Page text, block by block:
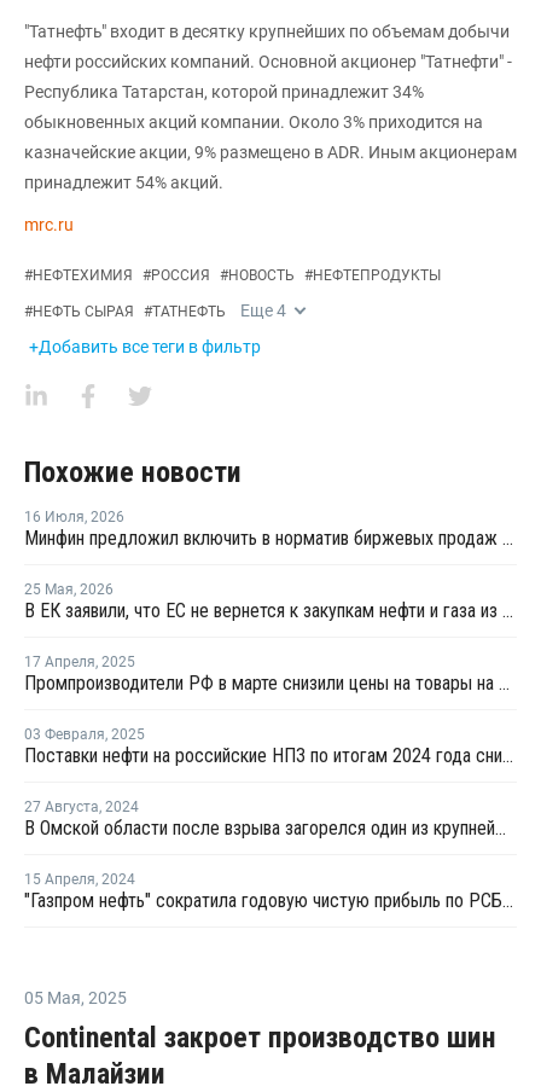
"Татнефть" входит в десятку крупнейших по объемам добычи
нефти российских компаний. Основной акционер "Татнефти" -
Республика Татарстан, которой принадлежит 34%
обыкновенных акций компании. Около 3% приходится на
казначейские акции, 9% размещено в ADR. Иным акционерам
принадлежит 54% акций.
mrc.ru
#НЕФТЕХИМИЯ #РОССИЯ #НОВОСТЬ #НЕФТЕПРОДУКТЫ
#НЕФТЬ СЫРАЯ #ТАТНЕФТЬ Еще4
+Добавить все теги в фильтр
Похожие новости
16 Июля, 2026
Минфин предложил включить в норматив биржевых продаж топлива реализацию по договорам, устанавливаемым правительством
25 Мая, 2026
В ЕК заявили, что ЕС не вернется к закупкам нефти и газа из России
17 Апреля, 2025
Промпроизводители РФ в марте снизили цены на товары на 1,5%
03 Февраля, 2025
Поставки нефти на российские НПЗ по итогам 2024 года снизились на 2,5%
27 Августа, 2024
В Омской области после взрыва загорелся один из крупнейших НПЗ России
15 Апреля, 2024
"Газпром нефть" сократила годовую чистую прибыль по РСБУ на 16%
05 Мая, 2025
Continental закроет производство шин
в Малайзии